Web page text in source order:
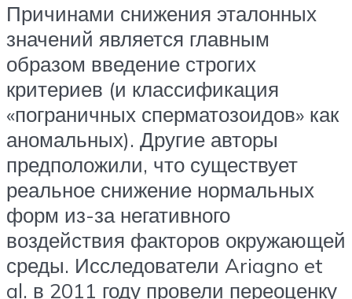
Причинами снижения эталонных
значений является главным
образом введение строгих
критериев (и классификация
«пограничных сперматозоидов» как
аномальных). Другие авторы
предположили, что существует
реальное снижение нормальных
форм из-за негативного
воздействия факторов окружающей
среды. Исследователи Ariagno et
al. в 2011 году провели переоценку